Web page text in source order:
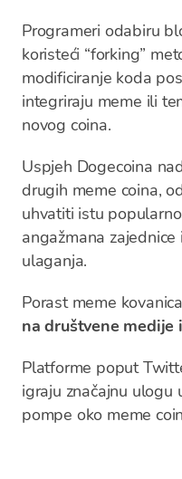
Programeri odabiru
koristeći “forking”
modificiranje koda
integriraju meme ili
novog coina.
Uspjeh Dogecoina
drugih meme coina,
uhvatiti istu
angažmana
ulaganja.
Porast meme
na društvene medije
Platforme poput
igraju značajnu ulogu
pompe oko meme